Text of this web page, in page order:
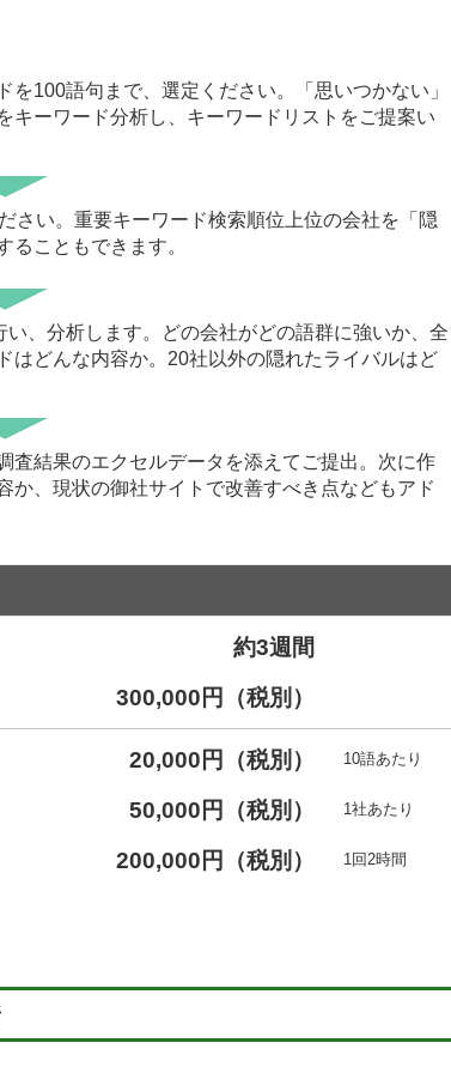
を100語句まで、選定ください。「思いつかない」
キーワード分析し、キーワードリストをご提案い
さい。重要キーワード検索順位上位の会社を「隠
ることもできます。
、分析します。どの会社がどの語群に強いか、全
はどんな内容か。20社以外の隠れたライバルはど
査結果のエクセルデータを添えてご提出。次に作
か、現状の御社サイトで改善すべき点などもアド
約3週間
300,000円（税別）
20,000円（税別） 10語あたり
50,000円（税別） 1社あたり
200,000円（税別） 1回2時間